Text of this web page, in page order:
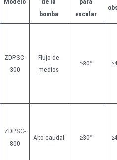
bomba
escalar
ZDPSC-
300
Flujo de
medios
≥30°
ZDPSC-
800
Alto caudal ≥30°